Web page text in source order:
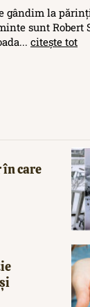
gândim la
sunt Robert
citește tot
care